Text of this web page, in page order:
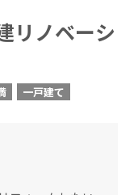
リノベーシ
一戸建て